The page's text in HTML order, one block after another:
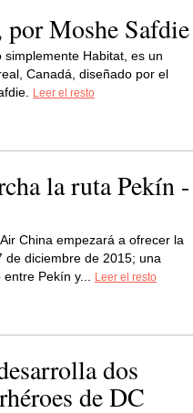
Moshe Safdie
simplemente Habitat, es un
Canadá, diseñado por el
Leer el resto
la ruta Pekín -
Air China empezará a ofrecer la
de diciembre de 2015; una
Pekín y...
Leer el resto
dos
de DC